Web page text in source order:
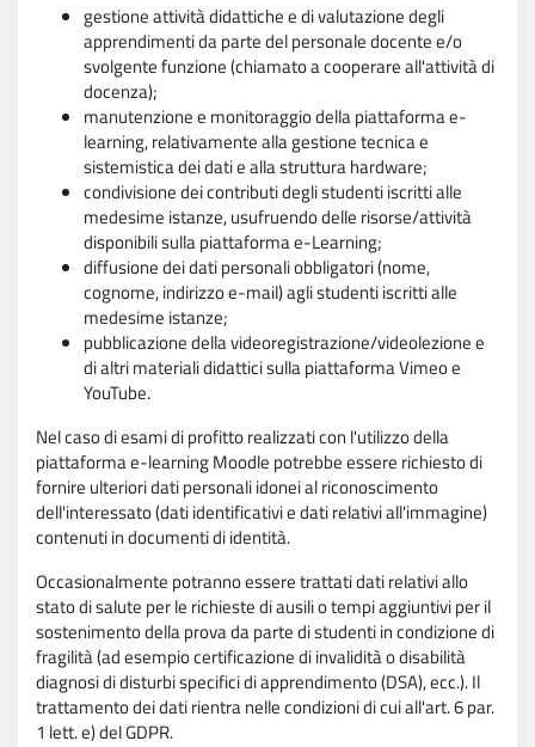
gestione attività didattiche e di valutazione degli
apprendimenti da parte del personale docente e/o
svolgente funzione (chiamato a cooperare all'attività di
docenza);
manutenzione e monitoraggio della piattaforma e-
learning, relativamente alla gestione tecnica e
sistemistica dei dati e alla struttura hardware;
condivisione dei contributi degli studenti iscritti alle
medesime istanze, usufruendo delle risorse/attività
disponibili sulla piattaforma e-Learning;
diffusione dei dati personali obbligatori (nome,
cognome, indirizzo e-mail) agli studenti iscritti alle
medesime istanze;
pubblicazione della videoregistrazione/videolezione e
di altri materiali didattici sulla piattaforma Vimeo e
YouTube.
Nel caso di esami di profitto realizzati con l'utilizzo della
piattaforma e-learning Moodle potrebbe essere richiesto di
fornire ulteriori dati personali idonei al riconoscimento
dell'interessato (dati identificativi e dati relativi all'immagine)
contenuti in documenti di identità.
Occasionalmente potranno essere trattati dati relativi allo
stato di salute per le richieste di ausili o tempi aggiuntivi per il
sostenimento della prova da parte di studenti in condizione di
fragilità (ad esempio certificazione di invalidità o disabilità
diagnosi di disturbi specifici di apprendimento (DSA), ecc.). Il
trattamento dei dati rientra nelle condizioni di cui all'art. 6 par.
1 lett. e) del GDPR.